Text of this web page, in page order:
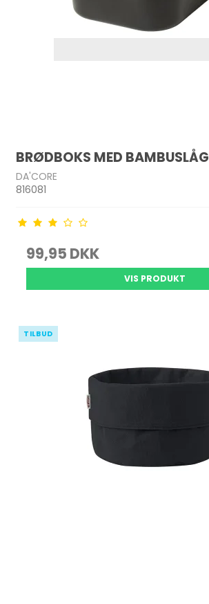
BRØDBOKS MED BAMBUSLÅG
DA'CORE
816081
99,95 DKK
VIS PRODUKT
TILBUD